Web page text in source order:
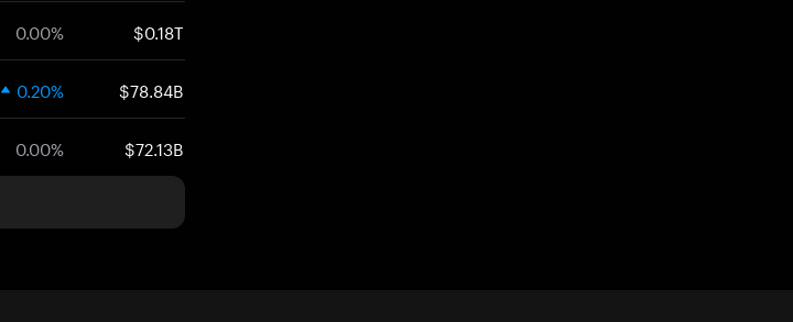
0.00% $0.18T
0.20% $78.84B
0.00% $72.13B